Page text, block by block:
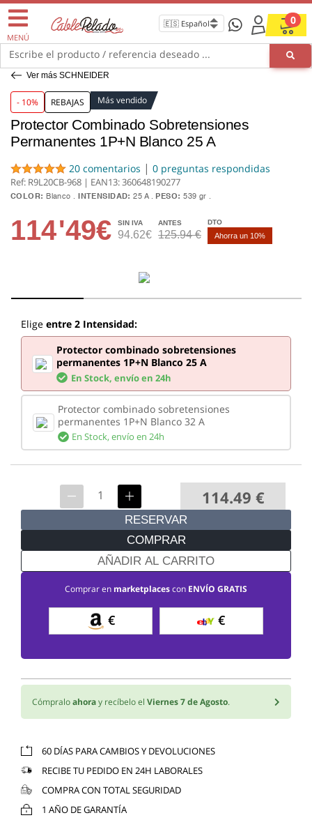
MENÚ
0
Escribe el producto / referencia deseado ...
Ver más SCHNEIDER
- 10% REBAJAS Más vendido
Protector Combinado Sobretensiones
Permanentes 1P+N Blanco 25 A
20 comentarios | 0 preguntas respondidas
Ref: R9L20CB-968 | EAN13:360648190277
COLOR: Blanco INTENSIDAD: 25 A PESO: 539 gr
114'49€ SIN IVA
94.62€
ANTES
125.94 €
DTO
Ahorra un 10%
Elige entre 2 Intensidad:
Protector combinado sobretensiones
permanentes 1P+N Blanco 25 A
En Stock, envío en 24h
Protector combinado sobretensiones
permanentes 1P+N Blanco 32 A
En Stock,envío en 24h
114.49 €
RESERVAR
COMPRAR
AÑADIR AL CARRITO
Comprar en marketplacescon ENVÍO GRATIS
€ €
Cómpraloahoray recíbelo el Viernes 7 de Agosto.
60 DÍAS PARA CAMBIOS Y DEVOLUCIONES
RECIBE TU PEDIDO EN 24H LABORALES
COMPRA CON TOTAL SEGURIDAD
1 AÑO DE GARANTÍA